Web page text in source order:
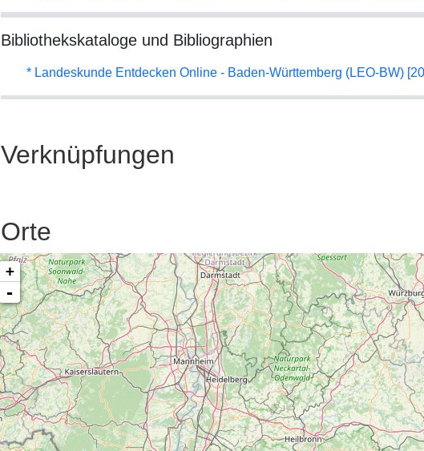
Bibliothekskataloge und Bibliographien
* Landeskunde Entdecken Online - Baden-Württemberg (LEO-BW)
Verknüpfungen
Orte
+
-